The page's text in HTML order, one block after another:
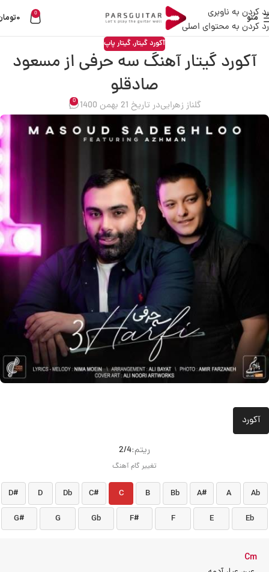
رد کردن به ناوبری
رد کردن به محتوای اصلی
منو 0
0
آکورد گیتار,گیتار پاپ
آکورد گیتار آهنگ سه حرفی از مسعود
صادقلو
گلناز زهراییدر تاریخ 21 بهمن 1400 0
آکورد
ريتم:2/4
تغییر گام آهنگ
Ab
A
A#
Bb
B
C
C#
Db
D
D#
Eb
E
F
F#
Gb
G
G#
Cm